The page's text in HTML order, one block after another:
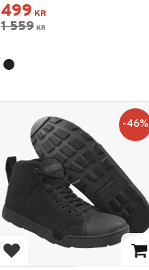
499 KR
1 559 KR
Lägg till i favoriter
46%